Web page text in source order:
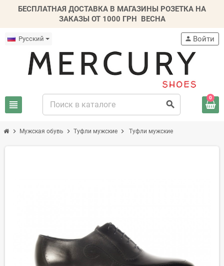
БЕСПЛАТНАЯ ДОСТАВКА В МАГАЗИНЫ РОЗЕТКА НА
ЗАКАЗЫ ОТ 1000 ГРН ВЕСНА
Русский
view_headline search
person Войти
0
chevron_right Мужская обувь chevron_right Туфли мужские chevron_right Туфли мужские